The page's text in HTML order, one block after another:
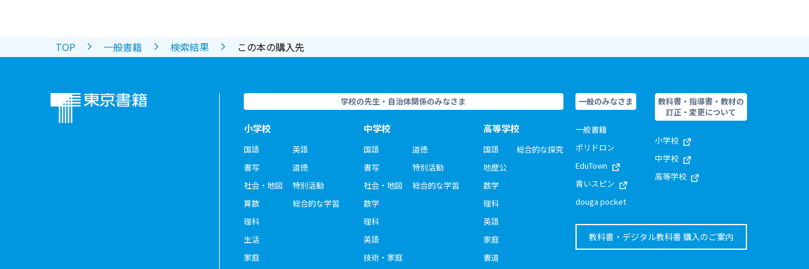
TOP 一般書籍 検索結果 この本の購入先
学校の先生・自治体関係のみなさま
小学校
国語
書写
社会・地図
算数
理科
生活
家庭
英語
道徳
特別活動
総合的な学習
中学校
国語
書写
社会・地図
数学
理科
英語
技術・家庭
道徳
特別活動
総合的な学習
高等学校
国語
地歴公
数学
理科
英語
家庭
書道
総合的な探究
一般のみなさま
一般書籍
ポリドロン
EduTown
青いスピン
douga pocket
教科書・指導書・教材の
訂正・変更について
小学校
中学校
高等学校
教科書・デジタル教科書 購入のご案内